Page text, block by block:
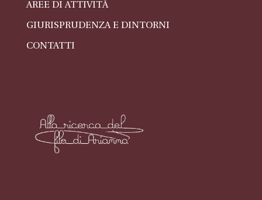
AREE DI ATTIVITÀ
GIURISPRUDENZA E DINTORNI
CONTATTI